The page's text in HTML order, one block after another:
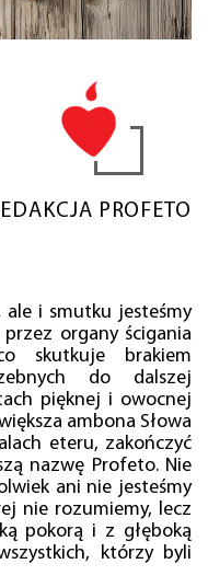
PROFETO
ale i smutku jesteśmy
organy ścigania
skutkuje brakiem
do dalszej
pięknej i owocnej
ambona Słowa
eteru, zakończyć
nazwę Profeto. Nie
ani nie jesteśmy
nie rozumiemy, lecz
pokorą i z głęboką
którzy byli